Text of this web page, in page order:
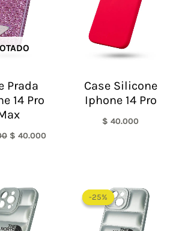
Prada
14 Pro
$ 40.000
Case Silicone
Iphone 14 Pro
$ 40.000
-25%
-25%
precio
original
era:
$ 60.000.